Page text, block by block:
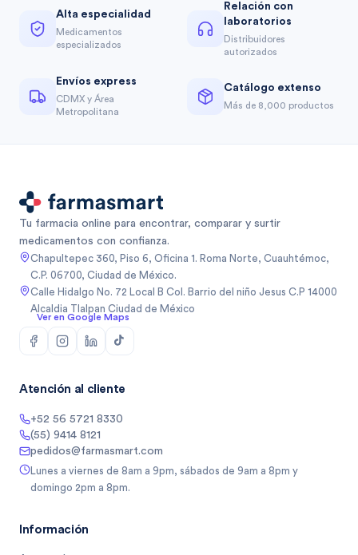
Alta especialidad
Medicamentos
especializados
Relación con
laboratorios
Distribuidores
autorizados
Envíos express
CDMX y Área
Metropolitana
Catálogo extenso
Más de 8,000 productos
Tu farmacia online para encontrar, comparar y surtir
medicamentos con confianza.
Chapultepec 360, Piso 6, Oficina 1. Roma Norte, Cuauhtémoc,
C.P. 06700, Ciudad de México.
Calle Hidalgo No. 72 Local B Col. Barrio del niño Jesus C.P 14000
Alcaldia Tlalpan Ciudad de México
Ver en Google Maps
Atención al cliente
+52 56 5721 8330
(55) 9414 8121
pedidos@farmasmart.com
Lunes a viernes de 8am a 9pm, sábados de 9am a 8pm y
domingo 2pm a 8pm.
Información